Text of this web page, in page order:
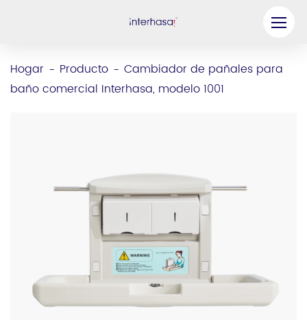
Hogar - Producto - Cambiador de pañales para
baño comercial Interhasa, modelo 1001
Compañía
Recursos